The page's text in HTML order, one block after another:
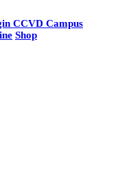
CCVD Campus
Shop